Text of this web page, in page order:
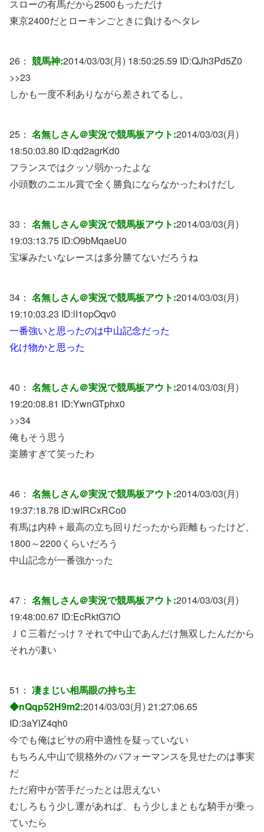
スローの有馬だから2500もっただけ
東京2400だとローキンごときに負けるヘタレ
26： 競馬神:2014/03/03(月) 18:50:25.59 ID:QJh3Pd5Z0
>>23
しかも一度不利ありながら差されてるし。
25： 名無しさん＠実況で競馬板アウト:2014/03/03(月)
18:50:03.80 ID:qd2agrKd0
フランスではクッソ弱かったよな
小頭数のニエル賞で全く勝負にならなかったわけだし
33： 名無しさん＠実況で競馬板アウト:2014/03/03(月)
19:03:13.75 ID:O9bMqaeU0
宝塚みたいなレースは多分勝てないだろうね
34： 名無しさん＠実況で競馬板アウト:2014/03/03(月)
19:10:03.23 ID:lI1opOqv0
一番強いと思ったのは中山記念だった
化け物かと思った
40： 名無しさん＠実況で競馬板アウト:2014/03/03(月)
19:20:08.81 ID:YwnGTphx0
>>34
俺もそう思う
楽勝すぎて笑ったわ
46： 名無しさん＠実況で競馬板アウト:2014/03/03(月)
19:37:18.78 ID:wIRCxRCo0
有馬は内枠＋最高の立ち回りだったから距離もったけど、
1800～2200くらいだろう
中山記念が一番強かった
47： 名無しさん＠実況で競馬板アウト:2014/03/03(月)
19:48:00.67 ID:EcRktG7iO
ＪＣ三着だっけ？それで中山であんだけ無双したんだから
それが凄い
51： 凄まじい相馬眼の持ち主
◆nQqp52H9m2:2014/03/03(月) 21:27:06.65
ID:3aYlZ4qh0
今でも俺はピサの府中適性を疑っていない
もちろん中山で規格外のパフォーマンスを見せたのは事実
だ
ただ府中が苦手だったとは思えない
むしろもう少し運があれば、もう少しまともな騎手が乗っ
ていたら